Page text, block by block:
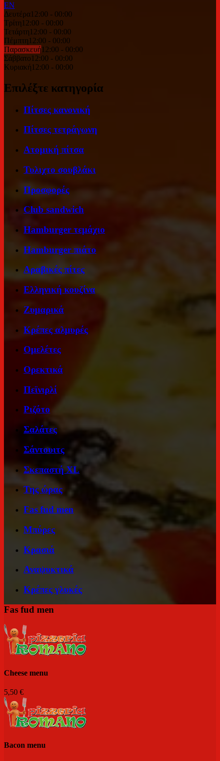
EN
Δευτέρα12:00 - 00:00
Τρίτη12:00 - 00:00
Τετάρτη12:00 - 00:00
Πέμπτη12:00 - 00:00
Παρασκευή12:00 - 00:00
Σάββατο12:00 - 00:00
Κυριακή12:00 - 00:00
Επιλέξτε κατηγορία
Πίτσες κανονική
Πίτσες τετράγωνη
Ατομική πίτσα
Τυλιχτο σουβλάκι
Προσφορές
Club sandwich
Hamburger τεμάχιο
Hamburger πιάτο
Αραβικές πίτες
Ελληνική κουζίνα
Ζυμαρικά
Κρέπες αλμυρές
Ομελέτες
Ορεκτικά
Πεϊνιρλί
Ριζότο
Σαλάτες
Σάντουιτς
Σκεπαστή ΧL
Της ώρας
Fas fud men
Μπύρες
Κρασιά
Αναψυκτικά
Κρέπες γλυκές
Fas fud men
Cheese menu
5,50 €
Bacon menu